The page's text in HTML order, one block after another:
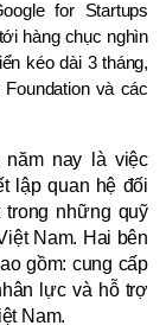
for Startups
hàng chục nghìn
kéo dài 3 tháng,
và các
nay là việc
lập quan hệ đối
những quỹ
Nam. Hai bên
gồm: cung cấp
lực và hỗ trợ
Nam.